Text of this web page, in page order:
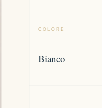
COLORE
Bianco